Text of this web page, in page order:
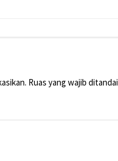
Ruas yang wajib ditandai